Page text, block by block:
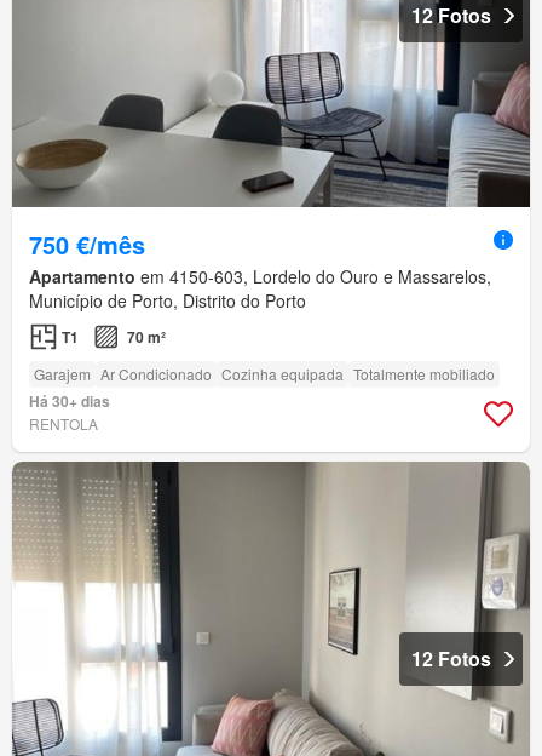
12 Fotos
750 €/mês
Apartamento em 4150-603, Lordelo do Ouro e Massarelos,
Município de Porto, Distrito do Porto
T1 70 m²
Garajem Ar Condicionado Cozinha equipada Totalmente mobiliado
Há 30+ dias
RENTOLA
12 Fotos